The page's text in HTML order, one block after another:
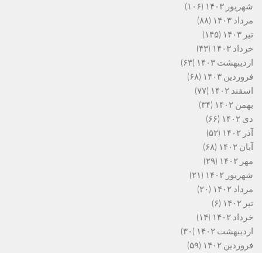
شهریور ۱۴۰۳
(۱۰۶)
مرداد ۱۴۰۳
(۸۸)
تیر ۱۴۰۳
(۱۴۵)
خرداد ۱۴۰۳
(۴۳)
اردیبهشت ۱۴۰۳
(۶۳)
فروردین ۱۴۰۳
(۶۸)
اسفند ۱۴۰۲
(۷۷)
بهمن ۱۴۰۲
(۳۴)
دی ۱۴۰۲
(۶۶)
آذر ۱۴۰۲
(۵۲)
آبان ۱۴۰۲
(۶۸)
مهر ۱۴۰۲
(۲۹)
شهریور ۱۴۰۲
(۲۱)
مرداد ۱۴۰۲
(۲۰)
تیر ۱۴۰۲
(۶)
خرداد ۱۴۰۲
(۱۴)
اردیبهشت ۱۴۰۲
(۳۰)
فروردین ۱۴۰۲
(۵۹)